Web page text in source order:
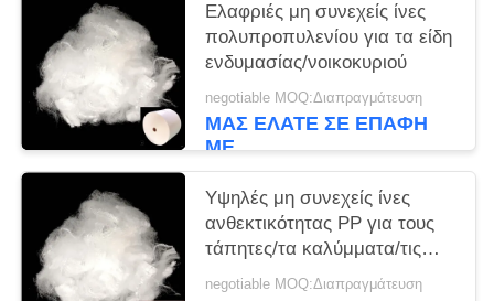
Ελαφριές μη συνεχείς ίνες
πολυπροπυλενίου για τα είδη
ενδυμασίας/νοικοκυριού
negotiable MOQ:Διαπραγμάτευση
ΜΑΣ ΕΛΆΤΕ ΣΕ ΕΠΑΦΉ
ΜΕ
Υψηλές μη συνεχείς ίνες
ανθεκτικότητας PP για τους
τάπητες/τα καλύμματα/τις
κουβέρτες περιοχής
negotiable MOQ:Διαπραγμάτευση